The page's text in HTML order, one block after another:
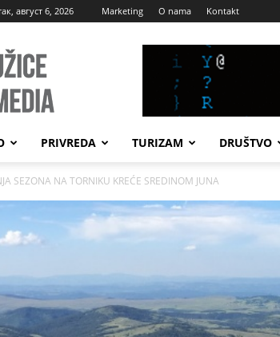
август 6, 2026 Marketing O nama Kontakt
UžiceMedia
PRIVREDA TURIZAM DRUŠTVO
SEZONA NA TORNIKU KREĆE SREDINOM JUNA